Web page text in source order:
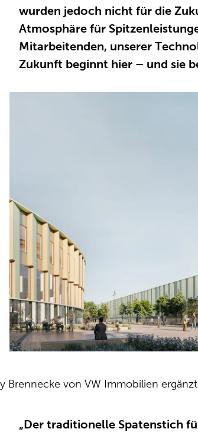
wurden jedoch nicht für die
Atmosphäre für
Mitarbeitenden, unserer
Zukunft beginnt hier – und sie
Brennecke von VW Immobilien
„Der traditionelle Spatenstich